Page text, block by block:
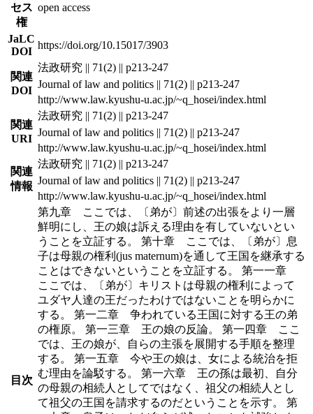
セス
権
open access
JaLC
DOI
https://doi.org/10.15017/3903
関連
DOI
法政研究 || 71(2) || p213-247
Journal of law and politics || 71(2) || p213-247
http://www.law.kyushu-u.ac.jp/~q_hosei/index.html
関連
URI
法政研究 || 71(2) || p213-247
Journal of law and politics || 71(2) || p213-247
http://www.law.kyushu-u.ac.jp/~q_hosei/index.html
関連
情報
法政研究 || 71(2) || p213-247
Journal of law and politics || 71(2) || p213-247
http://www.law.kyushu-u.ac.jp/~q_hosei/index.html
目次
第九章 ここでは、〔弟が〕前述の出張をより一層
鮮明にし、王の娘は訴える理由を有していないとい
うことを立証する。 第十章 ここでは、〔弟が〕息
子は母親の権利(jus maternum)を通して王国を継承する
ことはできないということを立証する。 第一一章
ここでは、〔弟が〕キリストは母親の権利によって
ユダヤ人達の王だったわけではないことを明らかに
する。 第一二章 争われている王国に対する王の弟
の権原。 第一三章 王の娘の反論。 第一四章 ここ
では、王の娘が、自らの主張を展開する手順を整理
する。 第一五章 今や王の娘は、女による統治を拒
む理由を論駁する。 第一六章 王の孫は最初、自分
の母親の相続人としてではなく、祖父の相続人とし
て祖父の王国を請求するのだということを示す。 第